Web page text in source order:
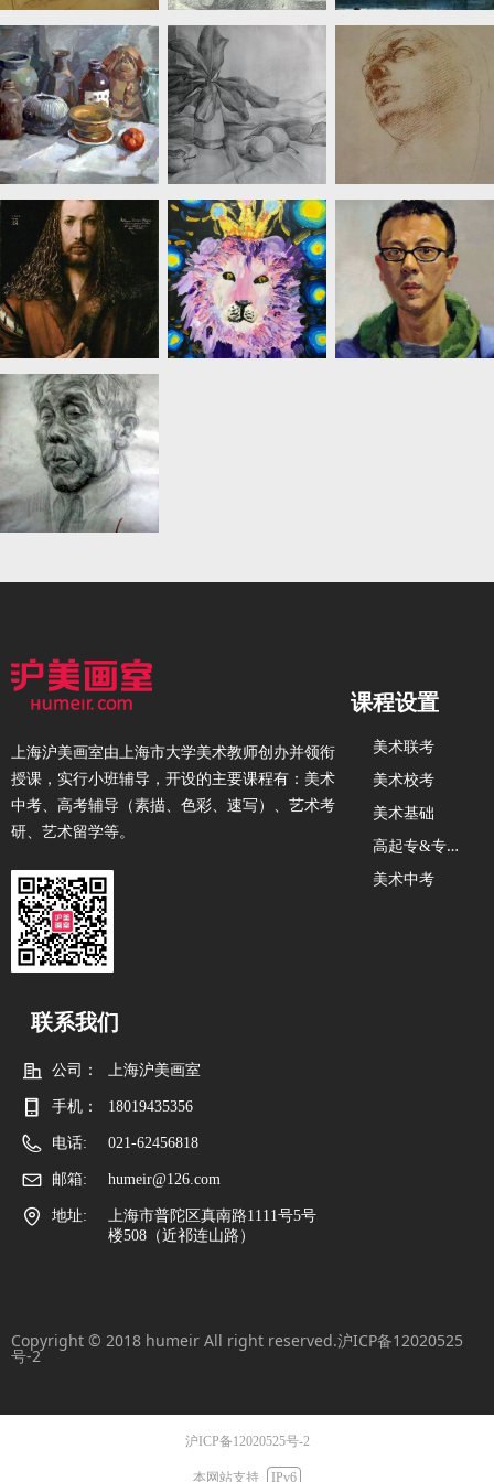
Copyright © 2018 humeir All right reserved.沪ICP备12020525
号-2
课程设置
美术联考
美术校考
美术基础
高
起专&专升本
美术中考
联系我们
公司： 上海沪美画室
手机： 18019435356
电话: 021-62456818
邮箱: humeir@126.com
地址:
上海市普陀区真南路1111号5号
楼508（近祁连山路）
上海沪美画室由上海市大学美术教师创办并领衔
授课，实行小班辅导，开设的主要课程有：美术
中考、高考辅导（素描、色彩、速写）、艺术考
研、艺术留学等。
沪ICP备12020525号-2
本网站支持 IPv6